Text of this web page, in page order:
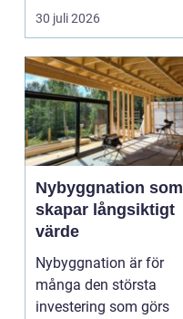
spolas, vattnet rinner
undan ...
30 juli 2026
Nybyggnation som
skapar långsiktigt
värde
Nybyggnation är för
många den största
investering som görs